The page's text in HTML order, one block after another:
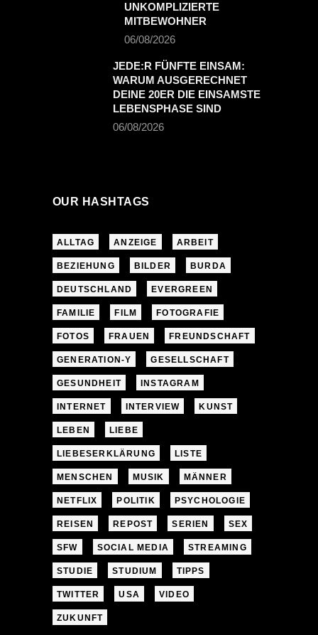
UNKOMPLIZIERTE
MITBEWOHNER
06/08/2026
JEDE:R FÜNFTE EINSAM:
WARUM AUSGERECHNET
DEINE 20ER DIE EINSAMSTE
LEBENSPHASE SIND
06/08/2026
OUR HASHTAGS
ALLTAG ANZEIGE ARBEIT
BEZIEHUNG BILDER BURDA
DEUTSCHLAND EVERGREEN
FAMILIE FILM FOTOGRAFIE
FOTOS FRAUEN FREUNDSCHAFT
GENERATION-Y GESELLSCHAFT
GESUNDHEIT INSTAGRAM
INTERNET INTERVIEW KUNST
LEBEN LIEBE
LIEBESERKLÄRUNG LISTE
MENSCHEN MUSIK MÄNNER
NETFLIX POLITIK PSYCHOLOGIE
REISEN REPOST SERIEN SEX
SFW SOCIAL MEDIA STREAMING
STUDIE STUDIUM TIPPS
TWITTER USA VIDEO
ZUKUNFT